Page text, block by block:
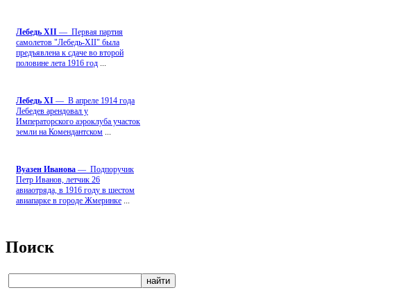
Лебедь ХII — Первая партия
самолетов "Лебедь-ХII" была
предъявлена к сдаче во второй
половине лета 1916 год
Лебедь ХI — В апреле 1914 года
Лебедев арендовал у
Императорского аэроклуба участок
земли на Комендантском
Вуазен Иванова — Подпоручик
Петр Иванов, летчик 26
авиаотряда, в 1916 году в шестом
авиапарке в городе Жмеринке
Поиск